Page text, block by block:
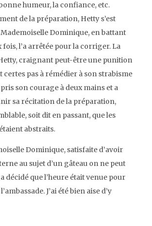
humeur, la confiance, etc.
de la préparation, Hetty s’est
Dominique, en battant
fois, l’a arrêtée pour la corriger. La
craignant peut-être une punition
certes pas à rémédier à son strabisme
son courage à deux mains et a
sa récitation de la préparation,
soit dit en passant, que les
abstraits.
Dominique, satisfaite d’avoir
au sujet d’un gâteau on ne peut
décidé que l’heure était venue pour
J’ai été bien aise d’y